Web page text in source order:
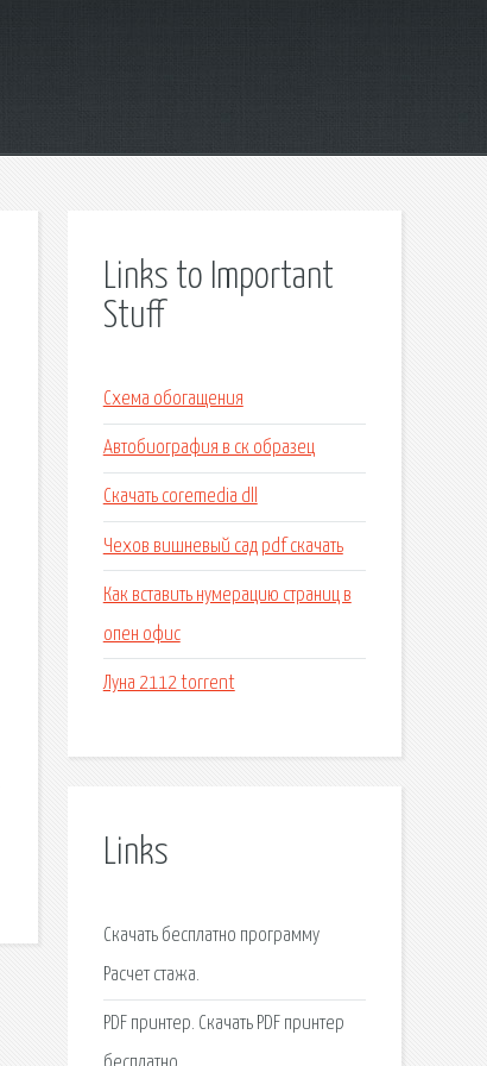
Links to Important
Stuff
Схема обогащения
Автобиография в ск образец
Скачать coremedia dll
Чехов вишневый сад pdf скачать
Как вставить нумерацию страниц в
опен офис
Луна 2112 torrent
Links
Скачать бесплатно программу
Расчет стажа.
PDF принтер. Скачать PDF принтер